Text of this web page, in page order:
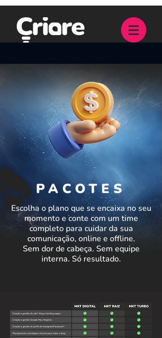
PACOTES
Escolha o plano que se encaixa no seu
momento e conte com um time
completo para cuidar da sua
comunicação, online e offline.
Sem dor de cabeça. Sem equipe
interna. Só resultado.